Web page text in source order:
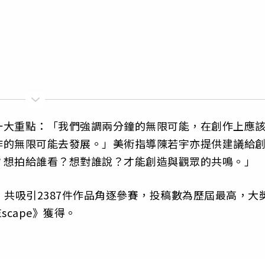
重點：「我們強調兩分鐘的無限可能，在創作上應該
無限可能去發展。」美術指導陳若宇亦提供建議給創
拍給誰看？想對誰說？才能創造與觀眾的共鳴。」
吸引2387件作品角逐參賽，投稿數為歷屆最高，大
》獲得。